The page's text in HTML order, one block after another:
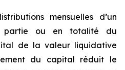
mensuelles d’un
partie ou en totalité du
de la valeur liquidative
du capital réduit le